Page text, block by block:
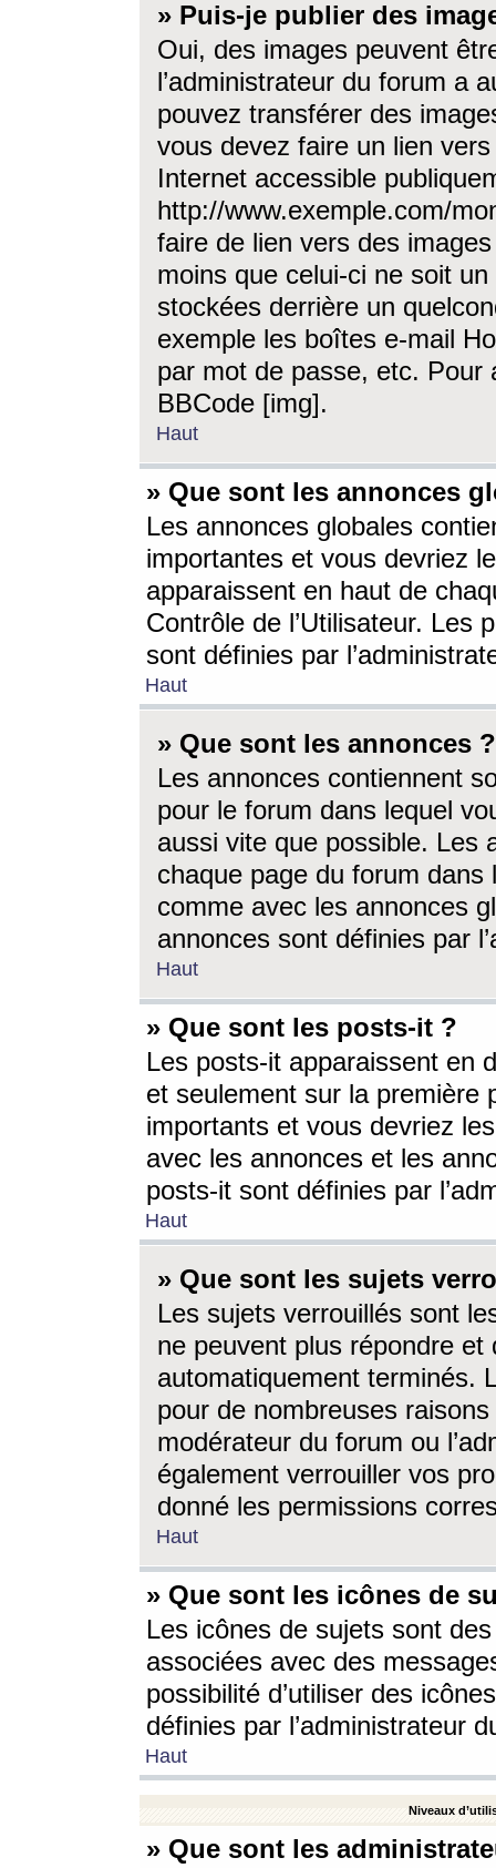
» Puis-je publier des
Oui, des images peuvent
l’administrateur du forum a
pouvez transférer des
vous devez faire un lien
Internet accessible
http://www.exemple.com/
faire de lien vers des
moins que celui-ci ne soit
stockées derrière un
exemple les boîtes e-mail
par mot de passe, etc. Pour
BBCode [img].
Haut
» Que sont les annonces
Les annonces globales
importantes et vous devriez
apparaissent en haut de
Contrôle de l’Utilisateur. Les
sont définies par
Haut
» Que sont les annonces ?
Les annonces contiennent
pour le forum dans lequel
aussi vite que possible. Les
chaque page du forum dans
comme avec les annonces
annonces sont définies par
Haut
» Que sont les posts-it ?
Les posts-it apparaissent en
et seulement sur la première
importants et vous devriez
avec les annonces et les
posts-it sont définies par
Haut
» Que sont les sujets
Les sujets verrouillés sont
ne peuvent plus répondre
automatiquement terminés.
pour de nombreuses
modérateur du forum ou
également verrouiller vos
donné les permissions
Haut
» Que sont les icônes de
Les icônes de sujets sont
associées avec des
possibilité d’utiliser des
définies par l’administrateur
Haut
Niveaux
» Que sont les